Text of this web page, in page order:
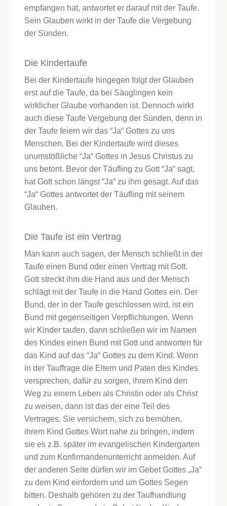
empfangen hat, antwortet er darauf mit der Taufe.
Sein Glauben wirkt in der Taufe die Vergebung
der Sünden.
Die Kindertaufe
Bei der Kindertaufe hingegen folgt der Glauben
erst auf die Taufe, da bei Säuglingen kein
wirklicher Glaube vorhanden ist. Dennoch wirkt
auch diese Taufe Vergebung der Sünden, denn in
der Taufe feiern wir das “Ja“ Gottes zu uns
Menschen. Bei der Kindertaufe wird dieses
unumstößliche “Ja“ Gottes in Jesus Christus zu
uns betont. Bevor der Täufling zu Gott “Ja“ sagt,
hat Gott schon längst “Ja“ zu ihm gesagt. Auf das
“Ja“ Gottes antwortet der Täufling mit seinem
Glauben.
Die Taufe ist ein Vertrag
Man kann auch sagen, der Mensch schließt in der
Taufe einen Bund oder einen Vertrag mit Gott.
Gott streckt ihm die Hand aus und der Mensch
schlägt mit der Taufe in die Hand Gottes ein. Der
Bund, der in der Taufe geschlossen wird, ist ein
Bund mit gegenseitigen Verpflichtungen. Wenn
wir Kinder taufen, dann schließen wir im Namen
des Kindes einen Bund mit Gott und antworten für
das Kind auf das “Ja“ Gottes zu dem Kind. Wenn
in der Tauffrage die Eltern und Paten des Kindes
versprechen, dafür zu sorgen, ihrem Kind den
Weg zu einem Leben als Christin oder als Christ
zu weisen, dann ist das der eine Teil des
Vertrages. Sie versichern, sich zu bemühen,
ihrem Kind Gottes Wort nahe zu bringen, indem
sie es z.B. später im evangelischen Kindergarten
und zum Konfirmandenunterricht anmelden. Auf
der anderen Seite dürfen wir im Gebet Gottes „Ja“
zu dem Kind einfordern und um Gottes Segen
bitten. Deshalb gehören zu der Taufhandlung